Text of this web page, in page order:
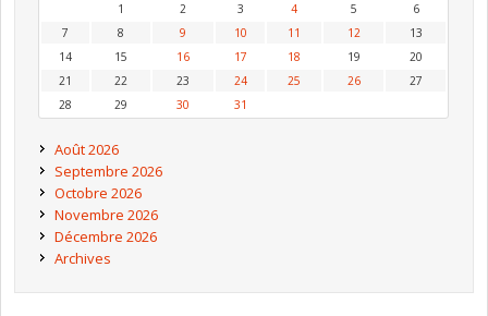
1
2 3 4 5
6
7
8 9 10 11 12
13
14
15 16 17 18 19
20
21
22 23 24 25 26
27
28
29 30 31
Août 2026
Septembre 2026
Octobre 2026
Novembre 2026
Décembre 2026
Archives